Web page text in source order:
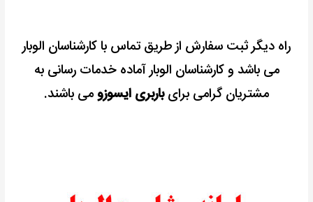
راه دیگر ثبت سفارش از طریق تماس با کارشناسان الوبار
می باشد و کارشناسان الوبار آماده خدمات رسانی به
مشتریان گرامی برایباربری ایسوزومی باشند.